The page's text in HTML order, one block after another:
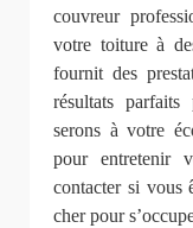
couvreur
votre toiture à
fournit des
résultats
serons à votre
pour entretenir
contacter si vous
cher pour